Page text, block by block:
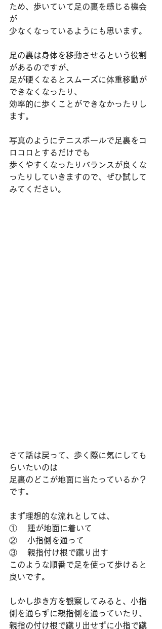
ため、歩いていて足の裏を感じる機会
が
少なくなっているようにも思います。
足の裏は身体を移動させるという役割
があるのですが、
足が硬くなるとスムーズに体重移動が
できなくなったり、
効率的に歩くことができなかったりし
ます。
写真のようにテニスボールで足裏をコ
ロコロとするだけでも
歩くやすくなったりバランスが良くな
ったりしていきますので、ぜひ試して
みてください。
さて話は戻って、歩く際に気にしても
らいたいのは
足裏のどこが地面に当たっているか？
です。
まず理想的な流れとしては、
①    踵が地面に着いて
②    小指側を通って
③    親指付け根で蹴り出す
このような順番で足を使って歩けると
良いです。
しかし歩き方を観察してみると、小指
側を通らずに親指側を通っていたり、
親指の付け根で蹴り出せずに小指で蹴